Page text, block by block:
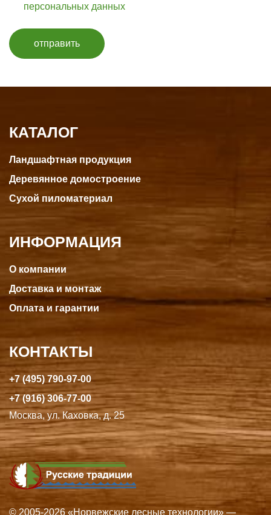
персональных данных
отправить
КАТАЛОГ
Ландшафтная продукция
Деревянное домостроение
Сухой пиломатериал
ИНФОРМАЦИЯ
О компании
Доставка и монтаж
Оплата и гарантии
КОНТАКТЫ
+7 (495) 790-97-00
+7 (916) 306-77-00
Москва, ул. Каховка, д. 25
© 2005-2026 «Норвежские лесные технологии» —